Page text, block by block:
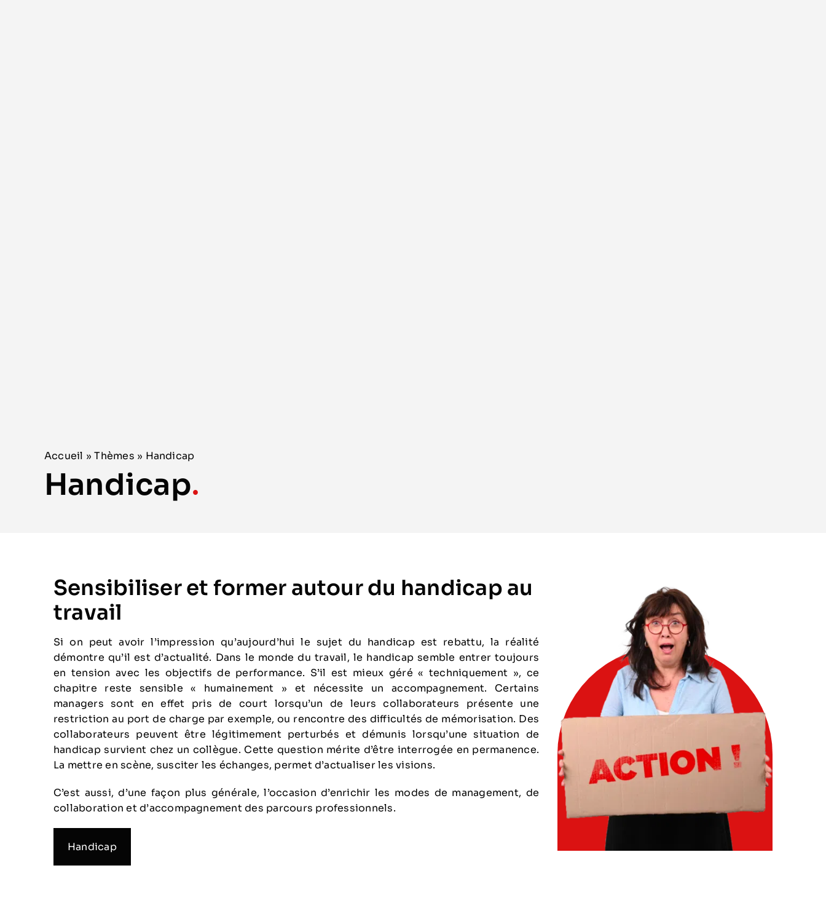
Accueil »Thèmes » Handicap
Handicap.
Sensibiliser et former autour du handicap au
travail
Si on peut avoir l’impression qu’aujourd’hui le sujet du handicap est rebattu, la réalité
démontre qu’il est d’actualité. Dans le monde du travail, le handicap semble entrer toujours
en tension avec les objectifs de performance. S’il est mieux géré « techniquement », ce
chapitre reste sensible « humainement » et nécessite un accompagnement. Certains
managers sont en effet pris de court lorsqu’un de leurs collaborateurs présente une
restriction au port de charge par exemple, ou rencontre des difficultés de mémorisation. Des
collaborateurs peuvent être légitimement perturbés et démunis lorsqu’une situation de
handicap survient chez un collègue. Cette question mérite d’être interrogée en permanence.
La mettre en scène, susciter les échanges, permet d’actualiser les visions.
C’est aussi, d’une façon plus générale, l’occasion d’enrichir les modes de management, de
collaboration et d’accompagnement des parcours professionnels.
Handicap